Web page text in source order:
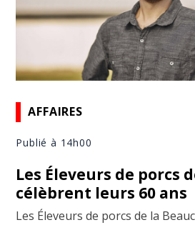
AFFAIRES
Publié à 14h00
Les Éleveurs de porcs
célèbrent leurs 60 ans
Les Éleveurs de porcs de la